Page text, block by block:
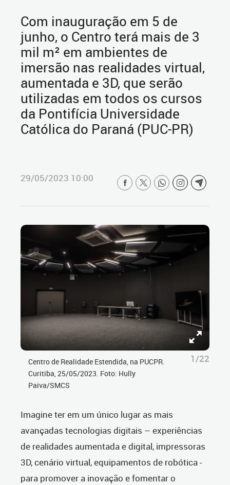
Com inauguração em 5 de
junho, o Centro terá mais de 3
mil m² em ambientes de
imersão nas realidades virtual,
aumentada e 3D, que serão
utilizadas em todos os cursos
da Pontifícia Universidade
Católica do Paraná (PUC-PR)
29/05/2023 10:00
Centro de Realidade Estendida, na PUCPR.
Curitiba, 25/05/2023. Foto: Hully
Paiva/SMCS
1/22
Imagine ter em um único lugar as mais
avançadas tecnologias digitais – experiências
de realidades aumentada e digital, impressoras
3D, cenário virtual, equipamentos de robótica -
para promover a inovação e fomentar o